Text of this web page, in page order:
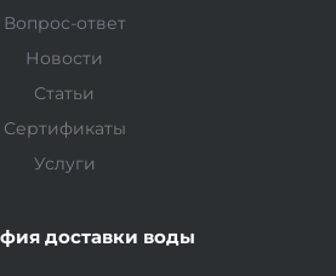
Вопрос-ответ
Новости
Статьи
Сертификаты
Услуги
доставки воды